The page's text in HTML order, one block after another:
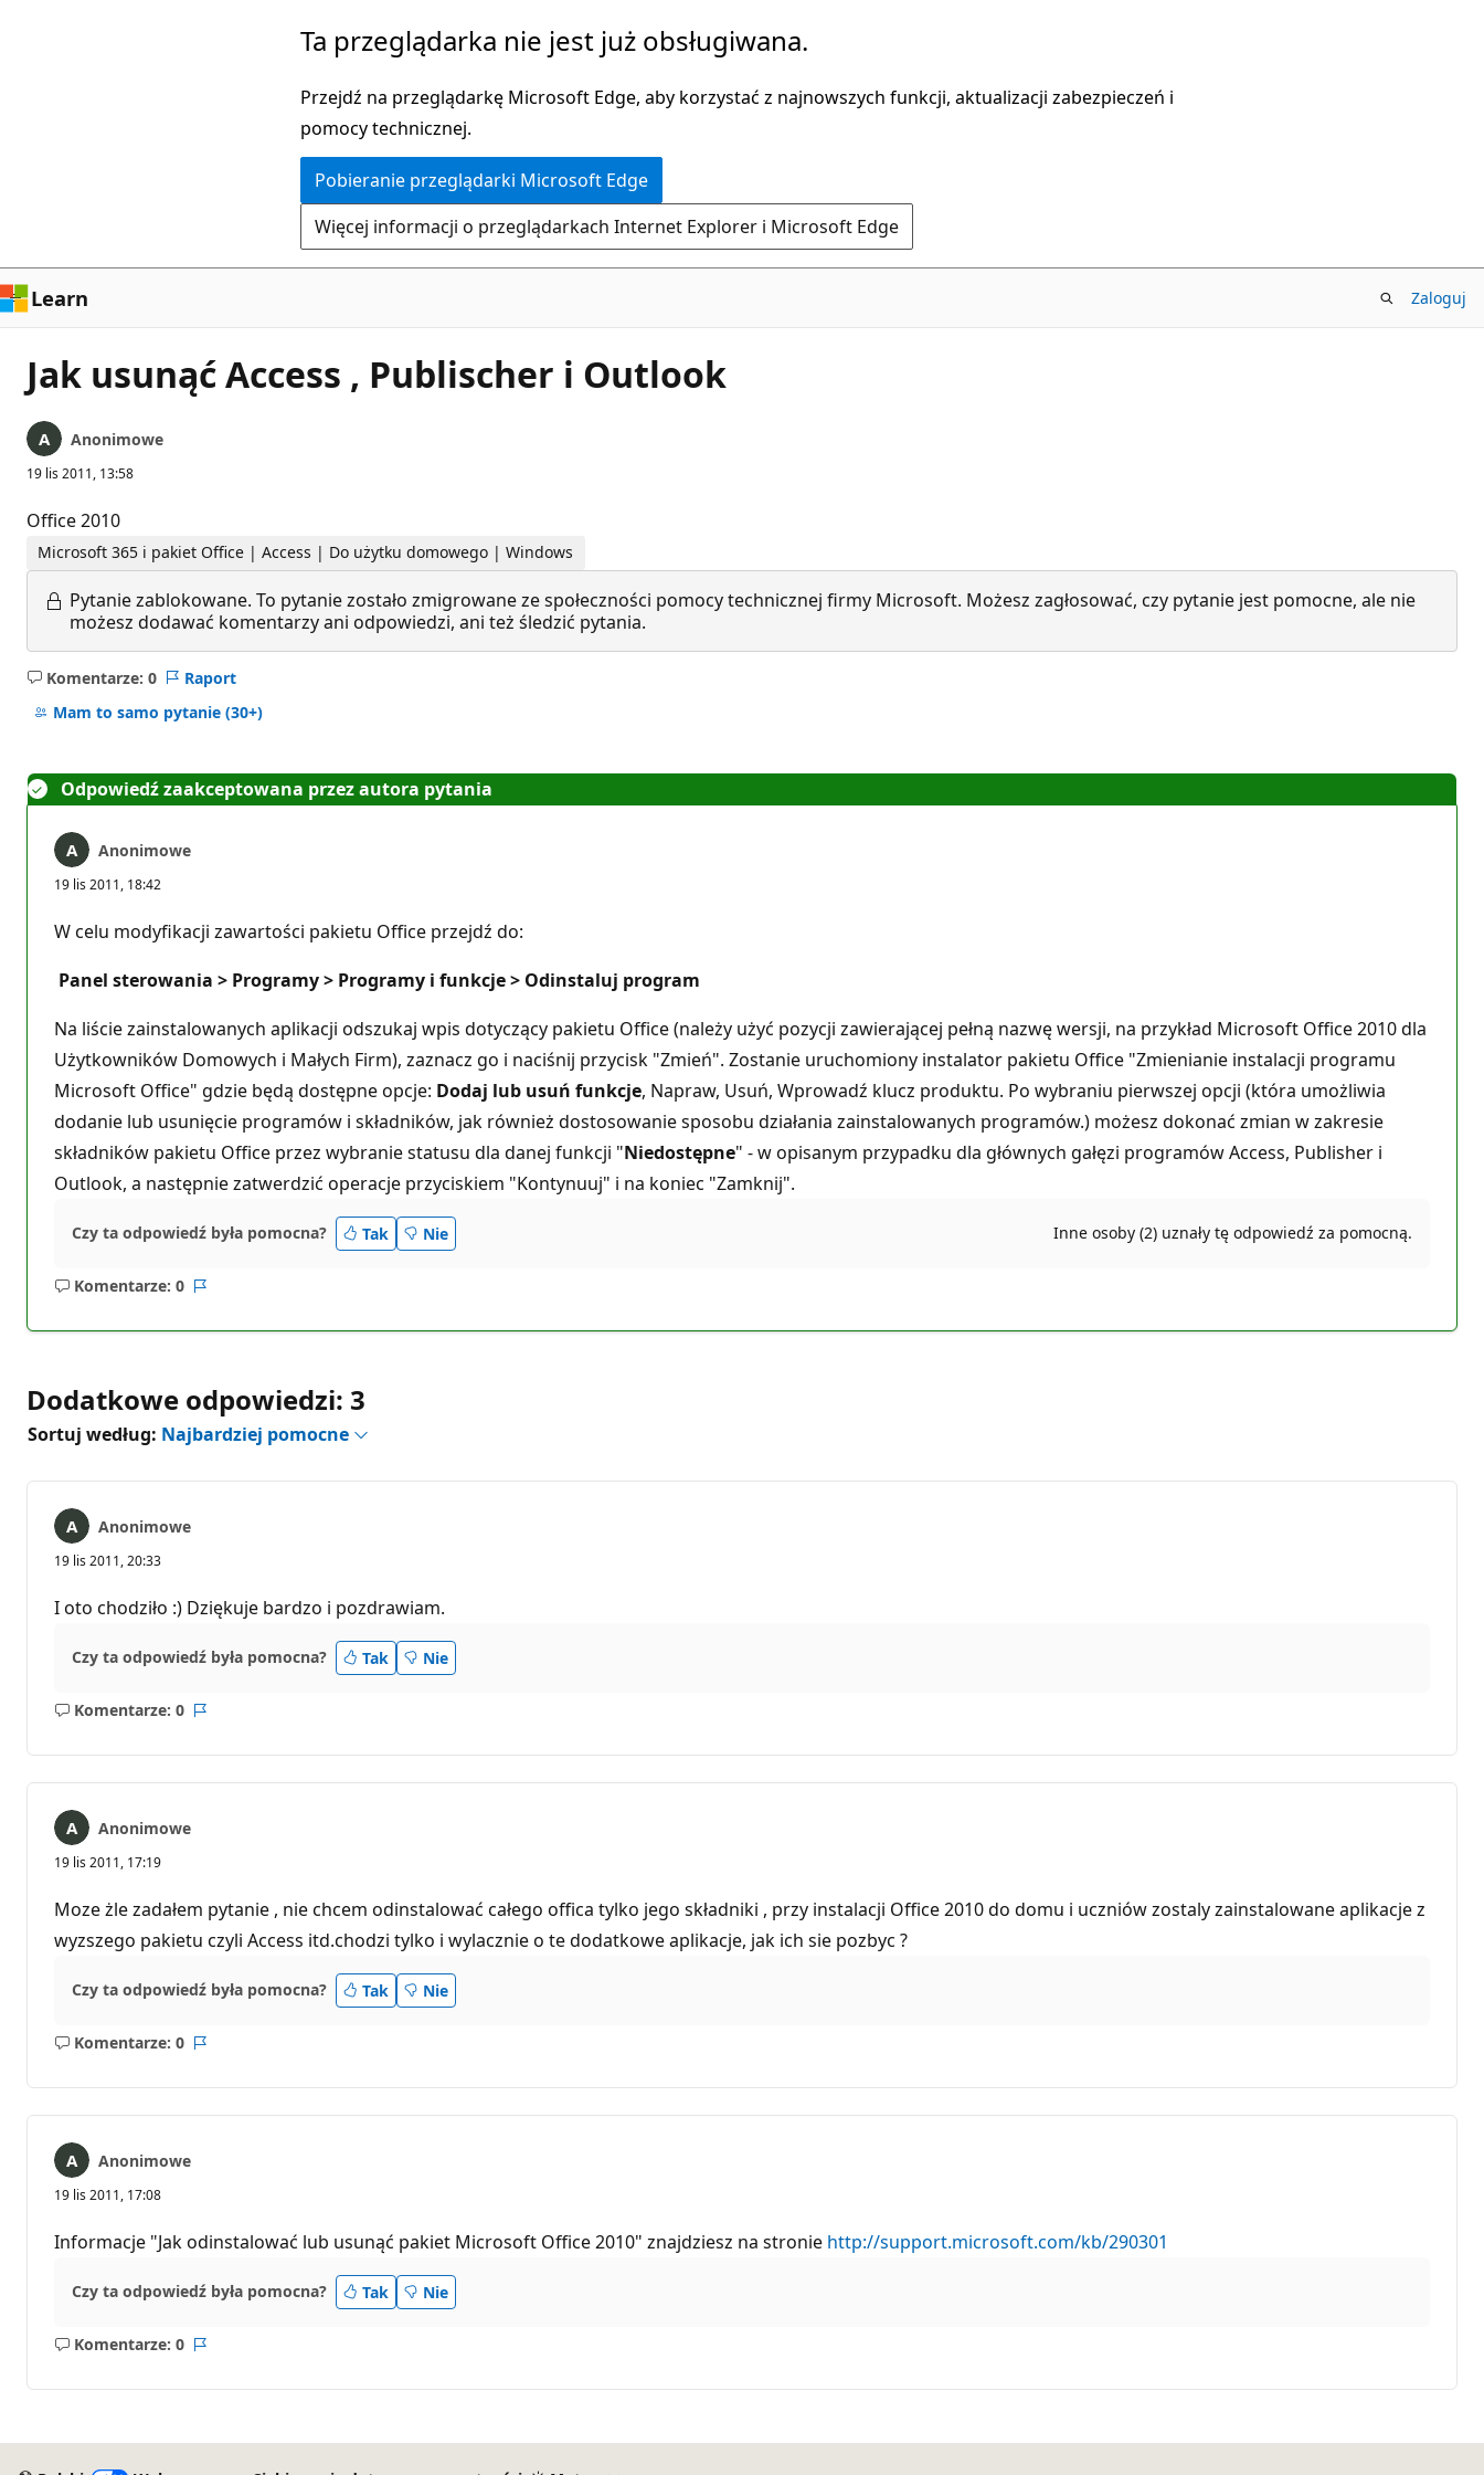
Ta przeglądarka nie jest już obsługiwana.
Przejdź na przeglądarkę Microsoft Edge, aby korzystać z najnowszych funkcji, aktualizacji zabezpieczeń i
pomocy technicznej.
Pobieranie przeglądarki Microsoft Edge
Więcej informacji o przeglądarkach Internet Explorer i Microsoft Edge
Learn Zaloguj
Jak usunąć Access , Publischer i Outlook
Anonimowe
19 lis 2011, 13:58
Office 2010
Microsoft 365 i pakiet Office | Access | Do użytku domowego | Windows
Pytanie zablokowane. To pytanie zostało zmigrowane ze społeczności pomocy technicznej firmy Microsoft. Możesz zagłosować, czy pytanie jest pomocne, ale nie
możesz dodawać komentarzy ani odpowiedzi, ani też śledzić pytania.
Komentarze: 0
Brak
komentarzy
Raport
Mam to samo pytanie (30+)
Odpowiedź zaakceptowana przez autora pytania
Anonimowe
19 lis 2011, 18:42
W celu modyfikacji zawartości pakietu Office przejdź do:
Panel sterowania > Programy > Programy i funkcje > Odinstaluj program
Na liście zainstalowanych aplikacji odszukaj wpis dotyczący pakietu Office (należy użyć pozycji zawierającej pełną nazwę wersji, na przykład Microsoft Office 2010 dla
Użytkowników Domowych i Małych Firm), zaznacz go i naciśnij przycisk "Zmień". Zostanie uruchomiony instalator pakietu Office "Zmienianie instalacji programu
Microsoft Office" gdzie będą dostępne opcje: Dodaj lub usuń funkcje, Napraw, Usuń, Wprowadź klucz produktu. Po wybraniu pierwszej opcji (która umożliwia
dodanie lub usunięcie programów i składników, jak również dostosowanie sposobu działania zainstalowanych programów.) możesz dokonać zmian w zakresie
składników pakietu Office przez wybranie statusu dla danej funkcji "Niedostępne" - w opisanym przypadku dla głównych gałęzi programów Access, Publisher i
Outlook, a następnie zatwerdzić operacje przyciskiem "Kontynuuj" i na koniec "Zamknij".
Czy ta odpowiedź była pomocna? Tak Nie Inne osoby (2) uznały tę odpowiedź za pomocną.
Komentarze: 0
Brak
Dodatkowe odpowiedzi: 3
Sortuj według: Najbardziej pomocne
Anonimowe
19 lis 2011, 20:33
I oto chodziło :) Dziękuje bardzo i pozdrawiam.
Czy ta odpowiedź była pomocna? Tak Nie
Komentarze: 0
Brak
Anonimowe
19 lis 2011, 17:19
Moze żle zadałem pytanie , nie chcem odinstalować całego offica tylko jego składniki , przy instalacji Office 2010 do domu i uczniów zostaly zainstalowane aplikacje z
wyzszego pakietu czyli Access itd.chodzi tylko i wylacznie o te dodatkowe aplikacje, jak ich sie pozbyc ?
Czy ta odpowiedź była pomocna? Tak Nie
Komentarze: 0
Brak
Anonimowe
19 lis 2011, 17:08
Informacje "Jak odinstalować lub usunąć pakiet Microsoft Office 2010" znajdziesz na stronie http://support.microsoft.com/kb/290301
Czy ta odpowiedź była pomocna? Tak Nie
Komentarze: 0
Brak